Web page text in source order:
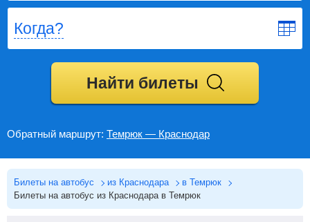
Когда?
Найти билеты
Обратный маршрут: Темрюк — Краснодар
Билеты на автобус из Краснодара
в Темрюк
Билеты на автобус из Краснодара в Темрюк